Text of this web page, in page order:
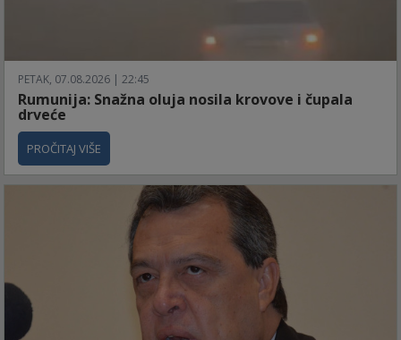
PETAK, 07.08.2026 | 22:45
Rumunija: Snažna oluja nosila krovove i čupala
drveće
PROČITAJ VIŠE